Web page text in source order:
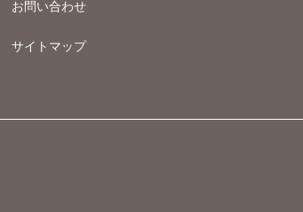
お問い合わせ
サイトマップ